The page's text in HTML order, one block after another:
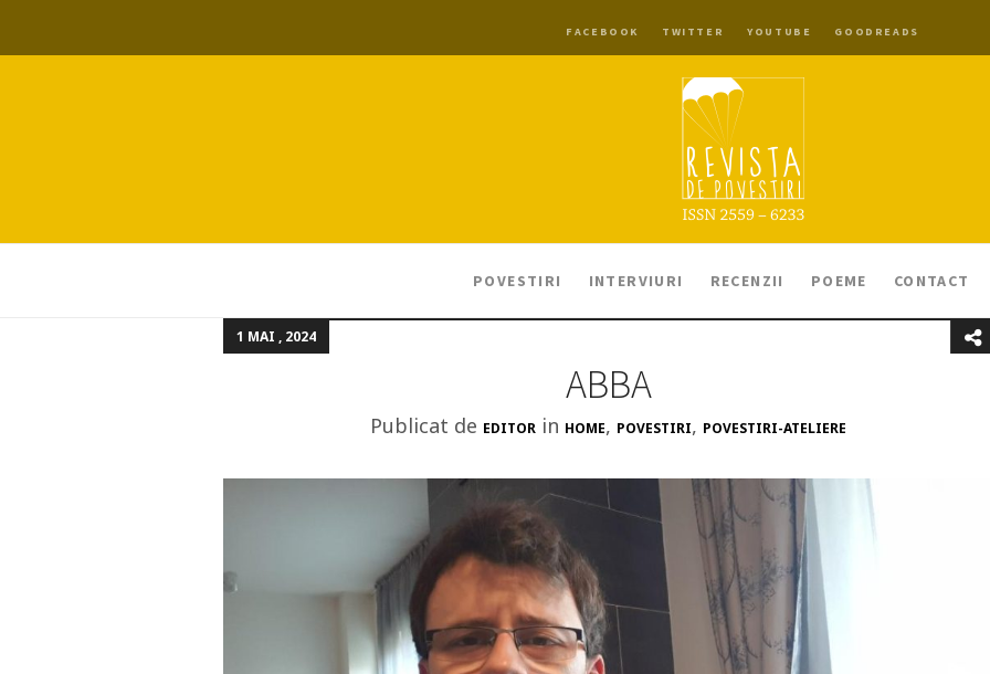
FACEBOOK TWITTER YOUTUBE GOODREADS
POVESTIRI INTERVIURI RECENZII POEME CONTACT
1 MAI , 2024
ABBA
Publicat de EDITOR in HOME, POVESTIRI, POVESTIRI-ATELIERE